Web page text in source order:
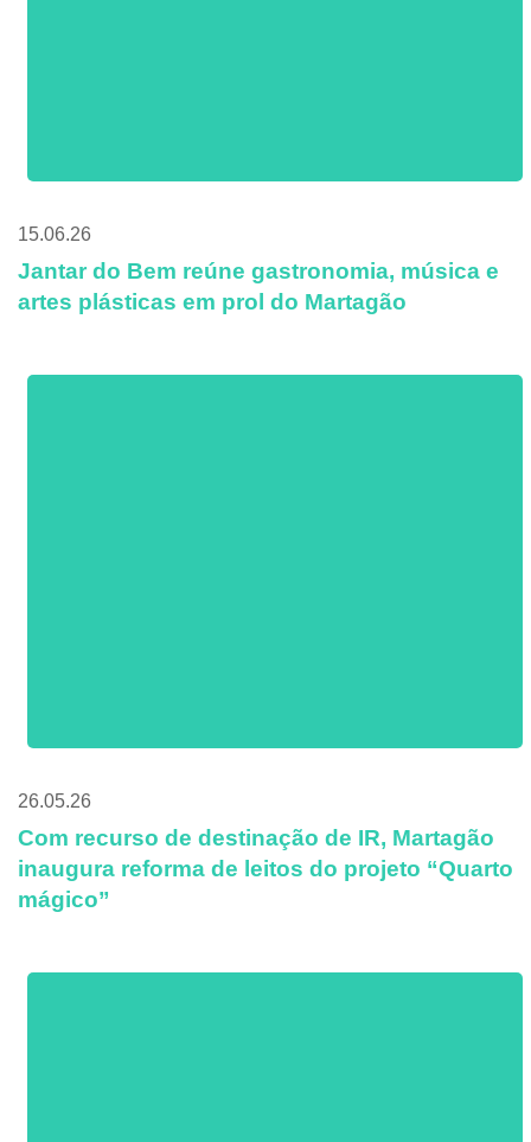
15.06.26
Jantar do Bem reúne gastronomia, música e
artes plásticas em prol do Martagão
26.05.26
Com recurso de destinação de IR, Martagão
inaugura reforma de leitos do projeto “Quarto
mágico”